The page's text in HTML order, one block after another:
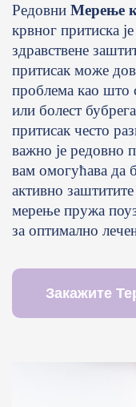
Редовни Мерење
крвног притиска
здравствене
притисак може
проблема као што
или болест
притисак често
важно је редовно
вам омогућава да
активно
мерење пружа
за оптимално
Закажите